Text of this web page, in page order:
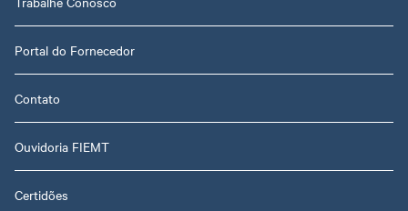
Portal do Fornecedor
Contato
Ouvidoria FIEMT
Certidões